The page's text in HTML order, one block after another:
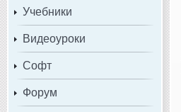
Учебники
Видеоуроки
Софт
Форум